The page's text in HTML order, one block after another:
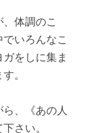
体調のこ
いろんなこ
をしに集ま
。
、《あの人
さい。